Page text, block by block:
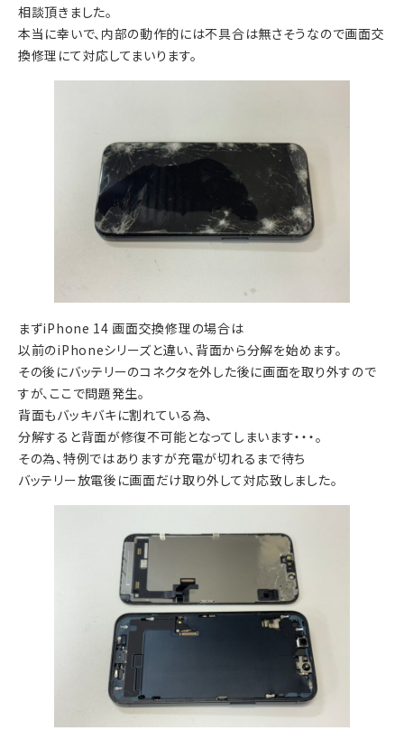
相談頂きました。
本当に幸いで、内部の動作的には不具合は無さそうなので画面交
換修理にて対応してまいります。
まずiPhone 14 画面交換修理の場合は
以前のiPhoneシリーズと違い、背面から分解を始めます。
その後にバッテリーのコネクタを外した後に画面を取り外すので
すが、ここで問題発生。
背面もバッキバキに割れている為、
分解すると背面が修復不可能となってしまいます・・・。
その為、特例ではありますが充電が切れるまで待ち
バッテリー放電後に画面だけ取り外して対応致しました。